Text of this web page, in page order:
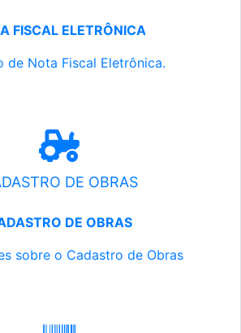
FISCAL ELETRÔNICA
de Nota Fiscal Eletrônica.
DE OBRAS
DE OBRAS
sobre o Cadastro de Obras